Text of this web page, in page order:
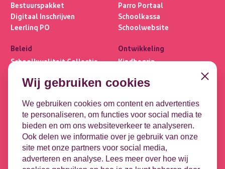
Bestuurspakket
Digitaal Inschrijven
Leerlinq PO
Beleid
Schoolkwaliteit Collectie
Privacybasis
Parro Portaal
Schoolkassa
Schoolwebsite
Ontwikkeling
Kindbegrip
OPP
Koppelingen
DULT
Google
Microsoft
HR-koppeling
Contact
Leeuwenbrug 1-51
7411 TE Deventer
Contact opnemen
Wij gebruiken cookies
We gebruiken cookies om content en advertenties
te personaliseren, om functies voor social media te
bieden en om ons websiteverkeer te analyseren.
Ook delen we informatie over je gebruik van onze
site met onze partners voor social media,
adverteren en analyse. Lees meer over hoe wij
Close